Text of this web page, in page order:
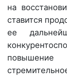
на
ставится
ее